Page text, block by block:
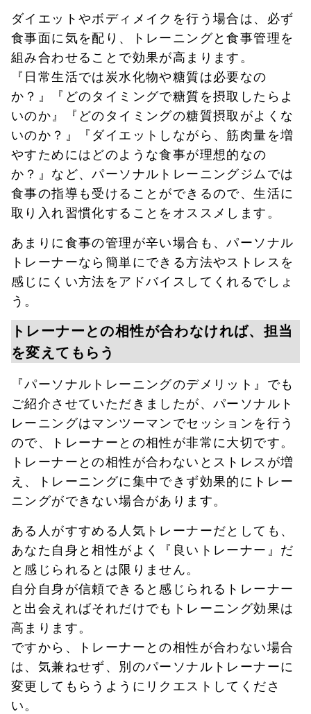
ダイエットやボディメイクを行う場合は、必ず
食事面に気を配り、トレーニングと食事管理を
組み合わせることで効果が高まります。
『日常生活では炭水化物や糖質は必要なの
か？』『どのタイミングで糖質を摂取したらよ
いのか』『どのタイミングの糖質摂取がよくな
いのか？』『ダイエットしながら、筋肉量を増
やすためにはどのような食事が理想的なの
か？』など、パーソナルトレーニングジムでは
食事の指導も受けることができるので、生活に
取り入れ習慣化することをオススメします。
あまりに食事の管理が辛い場合も、パーソナル
トレーナーなら簡単にできる方法やストレスを
感じにくい方法をアドバイスしてくれるでしょ
う。
トレーナーとの相性が合わなければ、担当
を変えてもらう
『パーソナルトレーニングのデメリット』でも
ご紹介させていただきましたが、パーソナルト
レーニングはマンツーマンでセッションを行う
ので、トレーナーとの相性が非常に大切です。
トレーナーとの相性が合わないとストレスが増
え、トレーニングに集中できず効果的にトレー
ニングができない場合があります。
ある人がすすめる人気トレーナーだとしても、
あなた自身と相性がよく『良いトレーナー』だ
と感じられるとは限りません。
自分自身が信頼できると感じられるトレーナー
と出会えればそれだけでもトレーニング効果は
高まります。
ですから、トレーナーとの相性が合わない場合
は、気兼ねせず、別のパーソナルトレーナーに
変更してもらうようにリクエストしてくださ
い。